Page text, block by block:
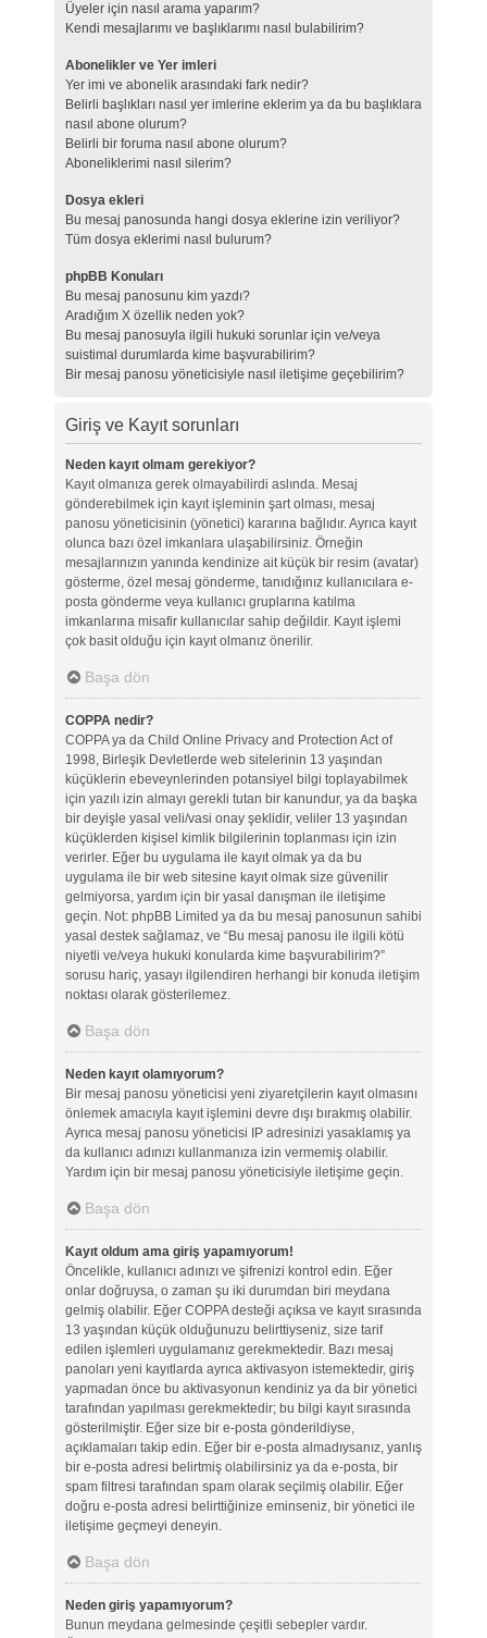
Üyeler için nasıl arama yaparım?
Kendi mesajlarımı ve başlıklarımı nasıl bulabilirim?
Abonelikler ve Yer imleri
Yer imi ve abonelik arasındaki fark nedir?
Belirli başlıkları nasıl yer imlerine eklerim ya da bu başlıklara
nasıl abone olurum?
Belirli bir foruma nasıl abone olurum?
Aboneliklerimi nasıl silerim?
Dosya ekleri
Bu mesaj panosunda hangi dosya eklerine izin veriliyor?
Tüm dosya eklerimi nasıl bulurum?
phpBB Konuları
Bu mesaj panosunu kim yazdı?
Aradığım X özellik neden yok?
Bu mesaj panosuyla ilgili hukuki sorunlar için ve/veya
suistimal durumlarda kime başvurabilirim?
Bir mesaj panosu yöneticisiyle nasıl iletişime geçebilirim?
Giriş ve Kayıt sorunları
Neden kayıt olmam gerekiyor?
Kayıt olmanıza gerek olmayabilirdi aslında. Mesaj
gönderebilmek için kayıt işleminin şart olması, mesaj
panosu yöneticisinin (yönetici) kararına bağlıdır. Ayrıca kayıt
olunca bazı özel imkanlara ulaşabilirsiniz. Örneğin
mesajlarınızın yanında kendinize ait küçük bir resim (avatar)
gösterme, özel mesaj gönderme, tanıdığınız kullanıcılara e-
posta gönderme veya kullanıcı gruplarına katılma
imkanlarına misafir kullanıcılar sahip değildir. Kayıt işlemi
çok basit olduğu için kayıt olmanız önerilir.
Başa dön
COPPA nedir?
COPPA ya da Child Online Privacy and Protection Act of
1998, Birleşik Devletlerde web sitelerinin 13 yaşından
küçüklerin ebeveynlerinden potansiyel bilgi toplayabilmek
için yazılı izin almayı gerekli tutan bir kanundur, ya da başka
bir deyişle yasal veli/vasi onay şeklidir, veliler 13 yaşından
küçüklerden kişisel kimlik bilgilerinin toplanması için izin
verirler. Eğer bu uygulama ile kayıt olmak ya da bu
uygulama ile bir web sitesine kayıt olmak size güvenilir
gelmiyorsa, yardım için bir yasal danışman ile iletişime
geçin. Not: phpBB Limited ya da bu mesaj panosunun sahibi
yasal destek sağlamaz, ve “Bu mesaj panosu ile ilgili kötü
niyetli ve/veya hukuki konularda kime başvurabilirim?”
sorusu hariç, yasayı ilgilendiren herhangi bir konuda iletişim
noktası olarak gösterilemez.
Başa dön
Neden kayıt olamıyorum?
Bir mesaj panosu yöneticisi yeni ziyaretçilerin kayıt olmasını
önlemek amacıyla kayıt işlemini devre dışı bırakmış olabilir.
Ayrıca mesaj panosu yöneticisi IP adresinizi yasaklamış ya
da kullanıcı adınızı kullanmanıza izin vermemiş olabilir.
Yardım için bir mesaj panosu yöneticisiyle iletişime geçin.
Başa dön
Kayıt oldum ama giriş yapamıyorum!
Öncelikle, kullanıcı adınızı ve şifrenizi kontrol edin. Eğer
onlar doğruysa, o zaman şu iki durumdan biri meydana
gelmiş olabilir. Eğer COPPA desteği açıksa ve kayıt sırasında
13 yaşından küçük olduğunuzu belirttiyseniz, size tarif
edilen işlemleri uygulamanız gerekmektedir. Bazı mesaj
panoları yeni kayıtlarda ayrıca aktivasyon istemektedir, giriş
yapmadan önce bu aktivasyonun kendiniz ya da bir yönetici
tarafından yapılması gerekmektedir; bu bilgi kayıt sırasında
gösterilmiştir. Eğer size bir e-posta gönderildiyse,
açıklamaları takip edin. Eğer bir e-posta almadıysanız, yanlış
bir e-posta adresi belirtmiş olabilirsiniz ya da e-posta, bir
spam filtresi tarafından spam olarak seçilmiş olabilir. Eğer
doğru e-posta adresi belirttiğinize eminseniz, bir yönetici ile
iletişime geçmeyi deneyin.
Başa dön
Neden giriş yapamıyorum?
Bunun meydana gelmesinde çeşitli sebepler vardır.